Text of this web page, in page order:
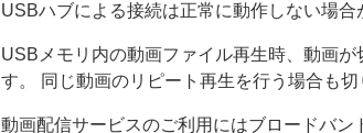
USBハブによる接続は正常に動作しない場合
USBメモリ内の動画ファイル再生時、動画
す。 同じ動画のリピート再生を行う場合も切
動画配信サービスのご利用にはブロードバン